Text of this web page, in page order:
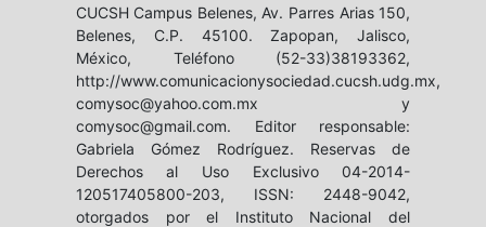
CUCSH Campus Belenes, Av. Parres Arias 150,
Belenes, C.P. 45100. Zapopan, Jalisco,
México, Teléfono (52-33)38193362,
http://www.comunicacionysociedad.cucsh.udg.mx,
comysoc@yahoo.com.mx y
comysoc@gmail.com. Editor responsable:
Gabriela Gómez Rodríguez. Reservas de
Derechos al Uso Exclusivo 04-2014-
120517405800-203, ISSN: 2448-9042,
otorgados por el Instituto Nacional del